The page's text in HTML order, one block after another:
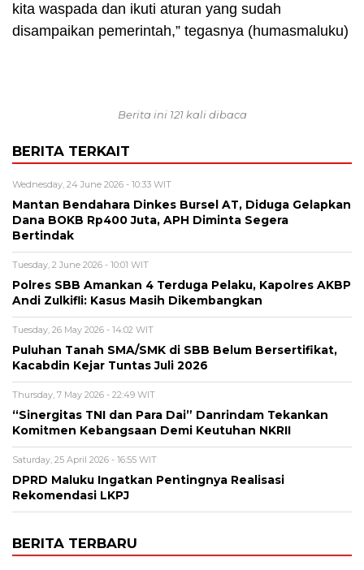
kita waspada dan ikuti aturan yang sudah
disampaikan pemerintah,” tegasnya (humasmaluku)
Berita ini 121 kali dibaca
BERITA TERKAIT
Wednesday, 24 June 2026 - 10:33 WIT
Mantan Bendahara Dinkes Bursel AT, Diduga Gelapkan
Dana BOKB Rp400 Juta, APH Diminta Segera
Bertindak
Tuesday, 2 June 2026 - 10:01 WIT
Polres SBB Amankan 4 Terduga Pelaku, Kapolres AKBP
Andi Zulkifli: Kasus Masih Dikembangkan
Tuesday, 26 May 2026 - 14:02 WIT
Puluhan Tanah SMA/SMK di SBB Belum Bersertifikat,
Kacabdin Kejar Tuntas Juli 2026
Thursday, 7 May 2026 - 22:49 WIT
“Sinergitas TNI dan Para Dai” Danrindam Tekankan
Komitmen Kebangsaan Demi Keutuhan NKRII ‎
Saturday, 25 April 2026 - 16:55 WIT
DPRD Maluku Ingatkan Pentingnya Realisasi
Rekomendasi LKPJ
BERITA TERBARU